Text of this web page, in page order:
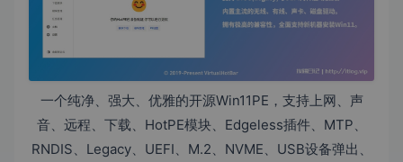
一个纯净、强大、优雅的开源Win11PE，支持上网、声
音、远程、下载、HotPE模块、Edgeless插件、MTP、
RNDIS、Legacy、UEFI、M.2、NVME、USB设备弹出、